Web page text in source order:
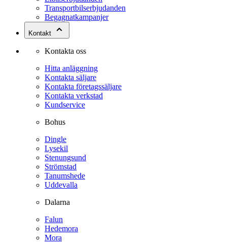
Transportbilserbjudanden
Begagnatkampanjer
Kontakt
Kontakta oss
Hitta anläggning
Kontakta säljare
Kontakta företagssäljare
Kontakta verkstad
Kundservice
Bohus
Dingle
Lysekil
Stenungsund
Strömstad
Tanumshede
Uddevalla
Dalarna
Falun
Hedemora
Mora